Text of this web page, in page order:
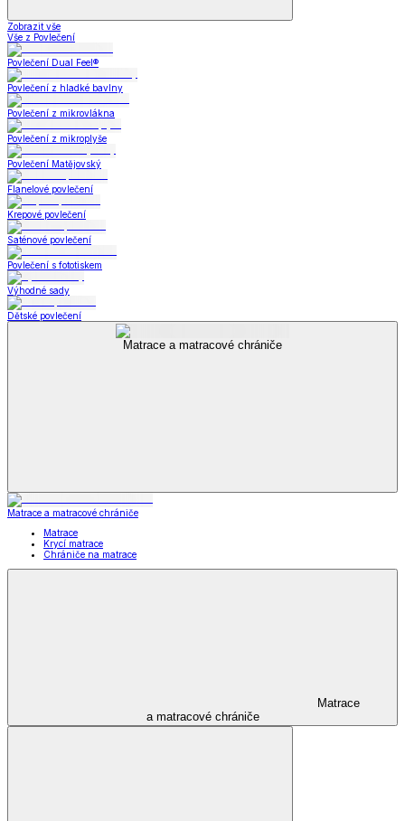
Zobrazit vše
Vše z Povlečení
Povlečení Dual Feel®
Povlečení z hladké bavlny
Povlečení z mikrovlákna
Povlečení z mikroplyše
Povlečení Matějovský
Flanelové povlečení
Krepové povlečení
Saténové povlečení
Povlečení s fototiskem
Výhodné sady
Dětské povlečení
Matrace a matracové chrániče
Matrace a matracové chrániče
Matrace
Krycí matrace
Chrániče na matrace
Matrace
a matracové chrániče